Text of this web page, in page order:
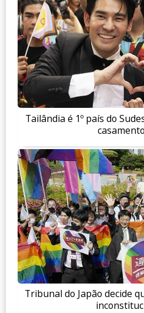
Tailândia é 1º país do
Tribunal do Japão decide